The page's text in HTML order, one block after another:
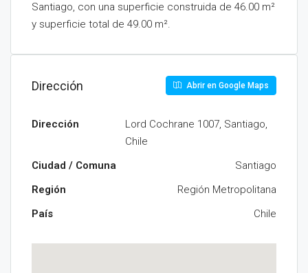
Santiago, con una superficie construida de 46.00 m²
y superficie total de 49.00 m².
Dirección Abrir en Google Maps
Dirección
Lord Cochrane 1007, Santiago,
Chile
Ciudad / Comuna
Santiago
Región
Región Metropolitana
País
Chile